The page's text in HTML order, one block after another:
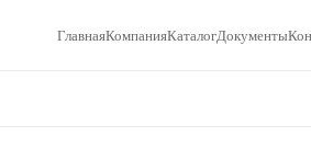
ГлавнаяКомпанияКаталогДокументы